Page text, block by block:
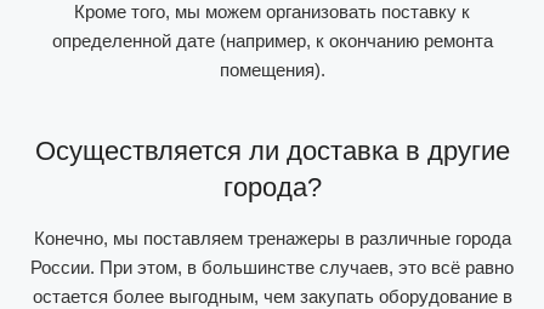
Кроме того, мы можем организовать поставку к
определенной дате (например, к окончанию ремонта
помещения).
Осуществляется ли доставка в другие
города?
Конечно, мы поставляем тренажеры в различные города
России. При этом, в большинстве случаев, это всё равно
остается более выгодным, чем закупать оборудование в